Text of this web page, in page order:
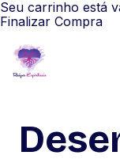
Seu carrinho está
Finalizar Compra